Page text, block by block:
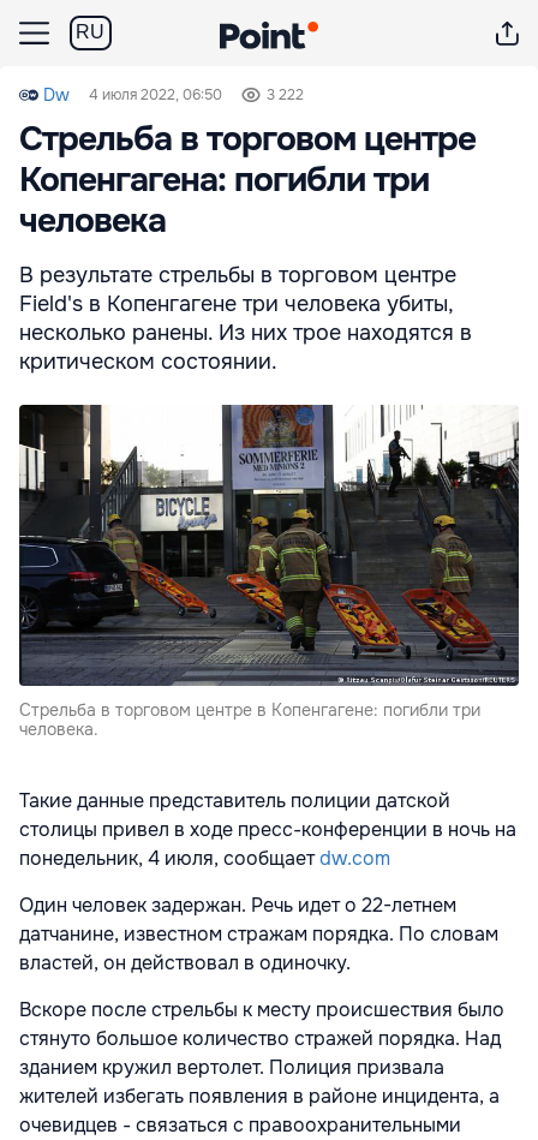
RU
Dw 4 июля 2022, 06:50 3 222
Стрельба в торговом центре
Копенгагена: погибли три
человека
В результате стрельбы в торговом центре
Field's в Копенгагене три человека убиты,
несколько ранены. Из них трое находятся в
критическом состоянии.
Стрельба в торговом центре в Копенгагене: погибли три
человека.
Такие данные представитель полиции датской
столицы привел в ходе пресс-конференции в ночь на
понедельник, 4 июля, сообщаетdw.com
Один человек задержан. Речь идет о 22-летнем
датчанине, известном стражам порядка. По словам
властей, он действовал в одиночку.
Вскоре после стрельбы к месту происшествия было
стянуто большое количество стражей порядка. Над
зданием кружил вертолет. Полиция призвала
жителей избегать появления в районе инцидента, а
очевидцев - связаться с правоохранительными